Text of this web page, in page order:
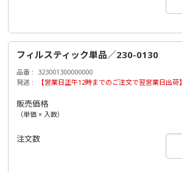
フィルスティック単品／230-0130
品番
323001300000000
発送
【営業日正午12時までのご注文で翌営業日出荷】
販売価格
（単価 × 入数）
注文数